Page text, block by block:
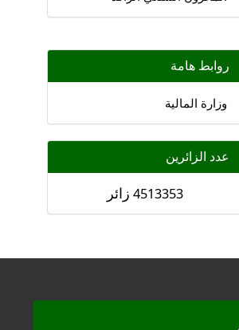
روابط هامة
وزارة المالية
عدد الزائرين
4513353 زائر